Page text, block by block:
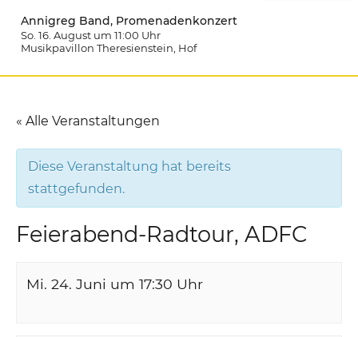
Annigreg Band, Promenadenkonzert
So. 16. August um 11:00 Uhr
Musikpavillon Theresienstein , Hof
« Alle Veranstaltungen
Diese Veranstaltung hat bereits
stattgefunden.
Feierabend-Radtour, ADFC
Mi. 24. Juni um 17:30 Uhr